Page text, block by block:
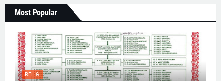
Most Popular
RELIGI